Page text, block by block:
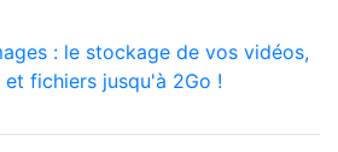
: le stockage de vos vidéos,
et fichiers jusqu'à 2Go !